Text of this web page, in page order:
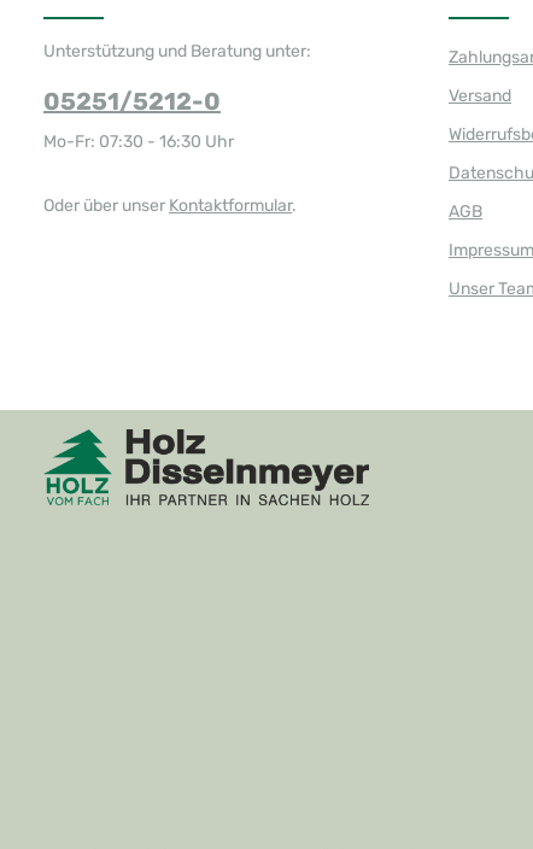
Unterstützung und Beratung unter:
05251/5212-0
Mo-Fr: 07:30 - 16:30 Uhr
Oder über unser Kontaktformular.
Versand
AGB
Impressum
Unser